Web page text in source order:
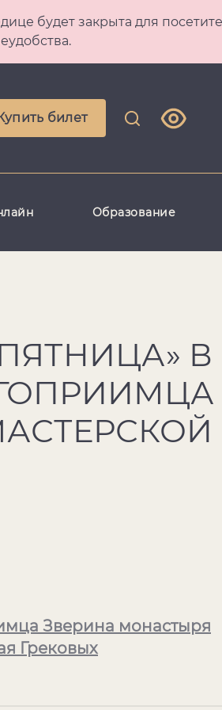
будет закрыта для
билет
Образование
В
Зверина монастыря
Грековых